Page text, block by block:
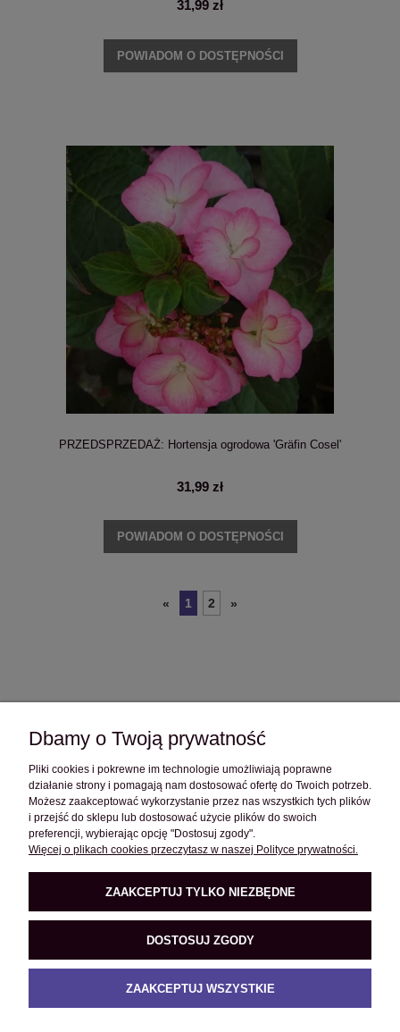
31,99 zł
POWIADOM O DOSTĘPNOŚCI
PRZEDSPRZEDAŻ: Hortensja ogrodowa 'Gräfin Cosel'
31,99 zł
POWIADOM O DOSTĘPNOŚCI
« 1 2 »
OBSŁUGA KLIENTA
POMOC
O FIRMIE
PRODUKTY
Dbamy o Twoją prywatność
Pliki cookies i pokrewne im technologie umożliwiają poprawne
działanie strony i pomagają nam dostosować ofertę do Twoich potrzeb.
Możesz zaakceptować wykorzystanie przez nas wszystkich tych plików
i przejść do sklepu lub dostosować użycie plików do swoich
preferencji, wybierając opcję "Dostosuj zgody".
Więcej o plikach cookies przeczytasz w naszej Polityce prywatności.
ZAAKCEPTUJ TYLKO NIEZBĘDNE
DOSTOSUJ ZGODY
ZAAKCEPTUJ WSZYSTKIE